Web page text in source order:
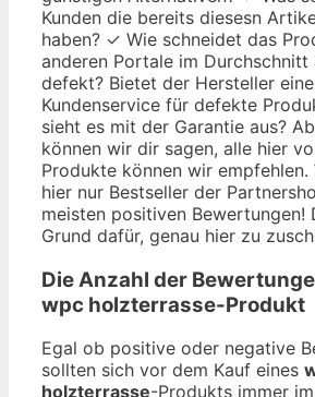
Kunden die bereits diesesn
haben? ✓ Wie schneidet das
anderen Portale im
defekt? Bietet der Hersteller
Kundenservice für defekte
sieht es mit der Garantie aus?
können wir dir sagen, alle hier
Produkte können wir
hier nur Bestseller der
meisten positiven Bewertungen!
Grund dafür, genau hier zu
Die Anzahl der
wpc holzterrasse-Produkt
Egal ob positive oder negative
sollten sich vor dem Kauf eines
holzterrasse-Produkts immer